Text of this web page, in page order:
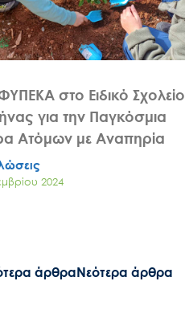
στο Ειδικό Σχολείο
για την Παγκόσμια
Ατόμων με Αναπηρία
2024
άρθραΝεότερα άρθρα